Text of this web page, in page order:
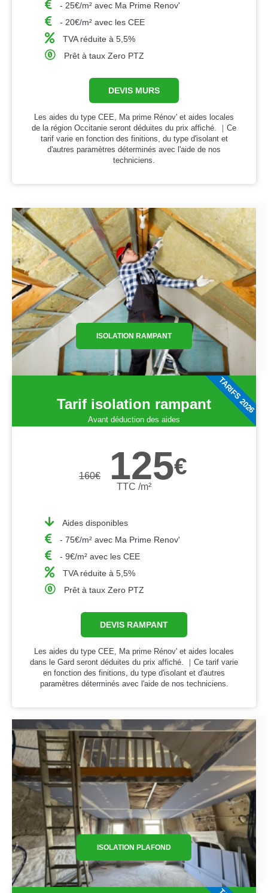
- 25€/m² avec Ma Prime Renov'
- 20€/m² avec les CEE
TVA réduite à 5,5%
Prêt à taux Zero PTZ
DEVIS MURS
Les aides du type CEE, Ma prime Rénov' et aides locales
de la région Occitanie seront déduites du prix affiché. ｜Ce
tarif varie en fonction des finitions, du type d'isolant et
d'autres paramètres déterminés avec l'aide de nos
techniciens.
ISOLATION RAMPANT
Tarif isolation rampant
Avant déduction des aides
160€ 125€
TTC /m²
Aides disponibles
- 75€/m² avec Ma Prime Renov'
- 9€/m² avec les CEE
TVA réduite à 5,5%
Prêt à taux Zero PTZ
DEVIS RAMPANT
Les aides du type CEE, Ma prime Rénov' et aides locales
dans le Gard seront déduites du prix affiché. ｜Ce tarif varie
en fonction des finitions, du type d'isolant et d'autres
paramètres déterminés avec l'aide de nos techniciens.
TARIFS 2026
ISOLATION PLAFOND